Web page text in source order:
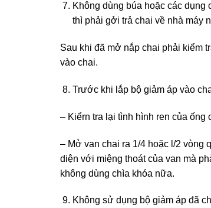
Không dùng búa hoặc các
thì phải gởi trả chai về nhà máy
Sau khi đã mở nắp chai phải kiểm
vào chai.
Trước khi lắp bộ giảm áp vào
– Kiểrn tra lại tình hình ren của ống
– Mở van chai ra 1/4 hoặc l/2 vòng
diện với miệng thoát của van mà
không dùng chìa khóa nữa.
Không sử dụng bộ giảm áp đã